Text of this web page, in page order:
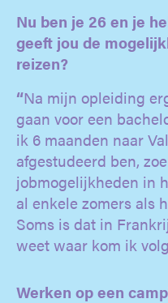
Nu ben je 26 en je
geeft jou de
reizen?
“Na mijn opleiding
gaan voor een
ik 6 maanden naar
afgestudeerd ben,
jobmogelijkheden in
al enkele zomers als
Soms is dat in
weet waar kom ik
Werken op een